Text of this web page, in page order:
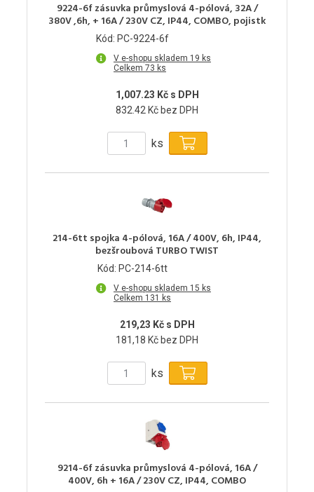
9224-6f zásuvka průmyslová 4-pólová, 32A /
380V ,6h, + 16A / 230V CZ, IP44, COMBO, pojistk
Kód: PC-9224-6f
V e-shopu skladem 19 ks
Celkem 73 ks
1,007.23 Kč s DPH
832.42 Kč bez DPH
ks
214-6tt spojka 4-pólová, 16A / 400V, 6h, IP44,
bezšroubová TURBO TWIST
Kód: PC-214-6tt
V e-shopu skladem 15 ks
Celkem 131 ks
219,23 Kč s DPH
181,18 Kč bez DPH
ks
9214-6f zásuvka průmyslová 4-pólová, 16A /
400V, 6h + 16A / 230V CZ, IP44, COMBO